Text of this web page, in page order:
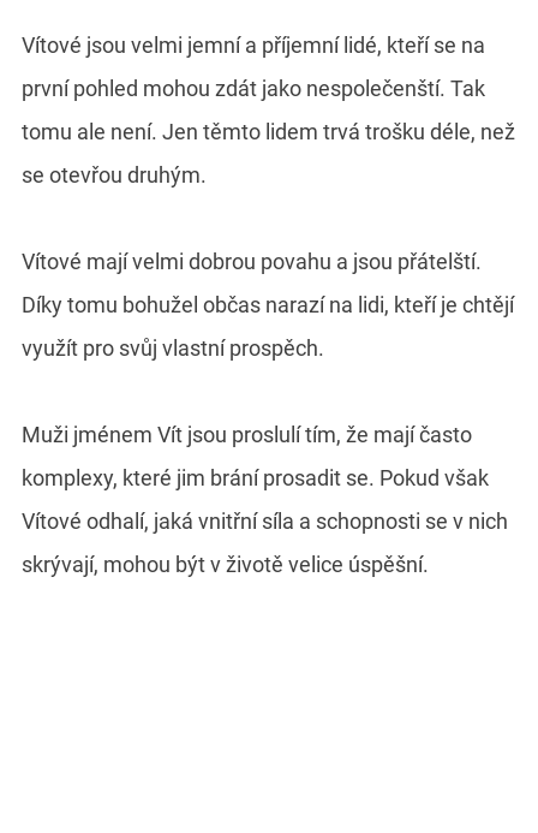
Vítové jsou velmi jemní a příjemní lidé, kteří se na
první pohled mohou zdát jako nespolečenští. Tak
tomu ale není. Jen těmto lidem trvá trošku déle, než
se otevřou druhým.
Vítové mají velmi dobrou povahu a jsou přátelští.
Díky tomu bohužel občas narazí na lidi, kteří je chtějí
využít pro svůj vlastní prospěch.
Muži jménem Vít jsou proslulí tím, že mají často
komplexy, které jim brání prosadit se. Pokud však
Vítové odhalí, jaká vnitřní síla a schopnosti se v nich
skrývají, mohou být v životě velice úspěšní.